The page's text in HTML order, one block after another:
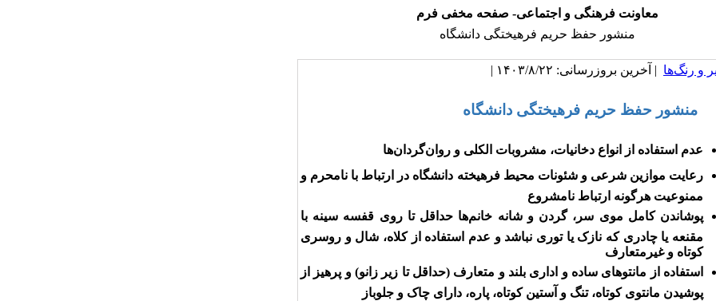
معاونت فرهنگی و اجتماعی- صفحه مخفی فرم
منشور حفظ حریم فرهیختگی دانشگاه
و رنگ‌ها | آخرین بروزرسانی: ۱۴۰۳/۸/۲۲ |
منشور حفظ حریم فرهیختگی دانشگاه
عدم استفاده از انواع دخانیات، مشروبات الکلی و روان‌گردان‌ها
رعایت موازین شرعی و شئونات محیط فرهیخته دانشگاه در ارتباط با نامحرم و
ممنوعیت هرگونه ارتباط نامشروع
پوشاندن کامل موی سر، گردن و شانه خانم‌ها حداقل تا روی قفسه سینه با
مقنعه یا چادری که نازک یا توری نباشد و عدم استفاده از کلاه، شال و روسری
کوتاه و غیرمتعارف
استفاده از مانتوهای ساده و اداری بلند و متعارف (حداقل تا زیر زانو) و پرهیز از
پوشیدن مانتوی کوتاه، ‌تنگ و آستین کوتاه، پاره، دارای چاک و جلوباز